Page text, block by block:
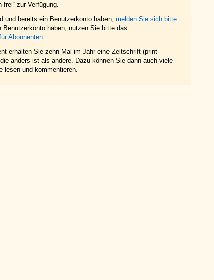
zur Verfügung.
und bereits ein Benutzerkonto haben, melden Sie sich bitte
Benutzerkonto haben, nutzen Sie bitte das
Abonnenten.
erhalten Sie zehn Mal im Jahr eine Zeitschrift (print
anders ist als andere. Dazu können Sie dann auch viele
lesen und kommentieren.